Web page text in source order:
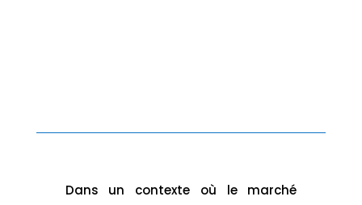
Dans un contexte où le marché